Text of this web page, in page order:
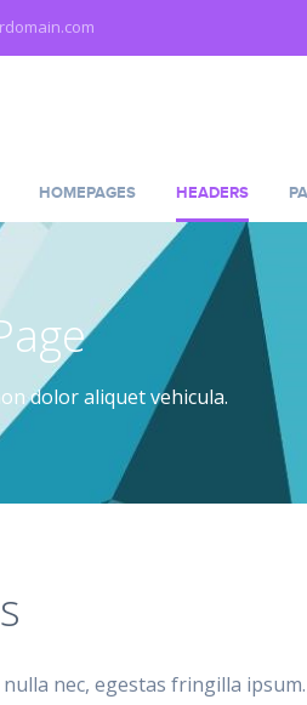
HOMEPAGES HEADERS
dolor aliquet vehicula.
nec, egestas fringilla